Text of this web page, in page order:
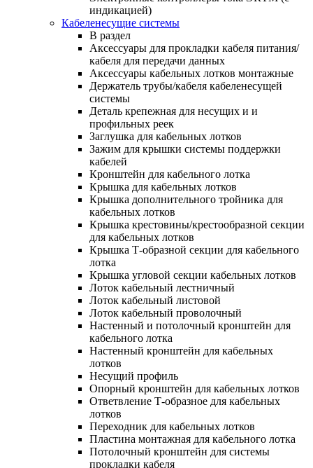
индикацией)
Кабеленесущие системы
В раздел
Аксессуары для прокладки кабеля питания/
кабеля для передачи данных
Аксессуары кабельных лотков монтажные
Держатель трубы/кабеля кабеленесущей
системы
Деталь крепежная для несущих и и
профильных реек
Заглушка для кабельных лотков
Зажим для крышки системы поддержки
кабелей
Кронштейн для кабельного лотка
Крышка для кабельных лотков
Крышка дополнительного тройника для
кабельных лотков
Крышка крестовины/крестообразной секции
для кабельных лотков
Крышка Т-образной секции для кабельного
лотка
Крышка угловой секции кабельных лотков
Лоток кабельный лестничный
Лоток кабельный листовой
Лоток кабельный проволочный
Настенный и потолочный кронштейн для
кабельного лотка
Настенный кронштейн для кабельных
лотков
Несущий профиль
Опорный кронштейн для кабельных лотков
Ответвление Т-образное для кабельных
лотков
Переходник для кабельных лотков
Пластина монтажная для кабельного лотка
Потолочный кронштейн для системы
прокладки кабеля